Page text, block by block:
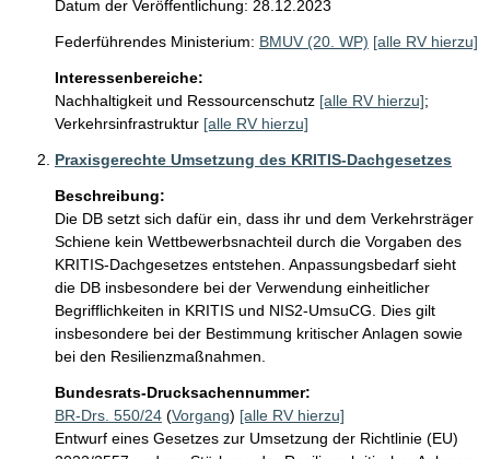
Datum der Veröffentlichung: 28.12.2023
Federführendes Ministerium: BMUV (20. WP) [alle RV hierzu]
Interessenbereiche:
Nachhaltigkeit und Ressourcenschutz [alle RV hierzu];
Verkehrsinfrastruktur [alle RV hierzu]
Praxisgerechte Umsetzung des KRITIS-Dachgesetzes
Beschreibung:
Die DB setzt sich dafür ein, dass ihr und dem Verkehrsträger
Schiene kein Wettbewerbsnachteil durch die Vorgaben des
KRITIS-Dachgesetzes entstehen. Anpassungsbedarf sieht
die DB insbesondere bei der Verwendung einheitlicher
Begrifflichkeiten in KRITIS und NIS2-UmsuCG. Dies gilt
insbesondere bei der Bestimmung kritischer Anlagen sowie
bei den Resilienzmaßnahmen.
Bundesrats-Drucksachennummer:
BR-Drs. 550/24 (Vorgang) [alle RV hierzu]
Entwurf eines Gesetzes zur Umsetzung der Richtlinie (EU)